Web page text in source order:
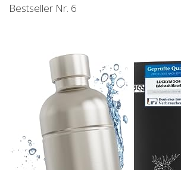
Bestseller Nr. 6